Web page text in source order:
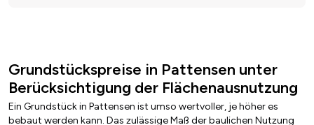
Grundstückspreise in Pattensen unter
Berücksichtigung der Flächenausnutzung
Ein Grundstück in Pattensen ist umso wertvoller, je höher es
bebaut werden kann. Das zulässige Maß der baulichen Nutzung